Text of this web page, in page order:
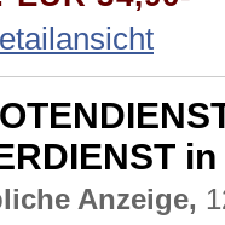
Anzeige,